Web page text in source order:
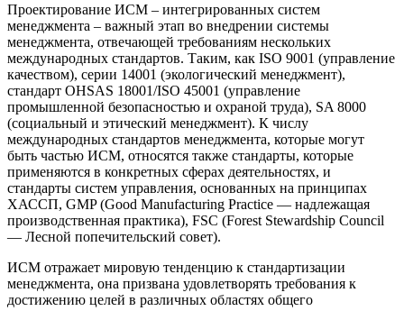
Проектирование ИСМ – интегрированных систем
менеджмента – важный этап во внедрении системы
менеджмента, отвечающей требованиям нескольких
международных стандартов. Таким, как ISO 9001 (управление
качеством), серии 14001 (экологический менеджмент),
стандарт OHSAS 18001/ISO 45001 (управление
промышленной безопасностью и охраной труда), SA 8000
(социальный и этический менеджмент). К числу
международных стандартов менеджмента, которые могут
быть частью ИСМ, относятся также стандарты, которые
применяются в конкретных сферах деятельностях, и
стандарты систем управления, основанных на принципах
ХАССП, GMP (Good Manufacturing Practice — надлежащая
производственная практика), FSC (Forest Stewardship Council
— Лесной попечительский совет).
ИСМ отражает мировую тенденцию к стандартизации
менеджмента, она призвана удовлетворять требования к
достижению целей в различных областях общего